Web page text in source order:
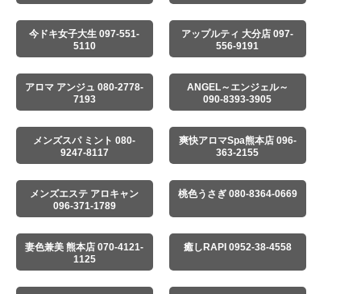
今ドキ女子大生 097-551-
5110
アップルティ 大分店 097-
556-9191
アロマ アンジュ 080-2778-
7193
ANGEL～エンジェル～
090-8393-3905
メンズスパ ミント 080-
9247-8117
爽快アロマSpa熊本店 096-
363-2155
メンズエステ アロキャン
096-371-1789
桃色うさぎ 080-8364-0669
妻色兼美 熊本店 070-4121-
1125
癒しRAPI 0952-38-4558